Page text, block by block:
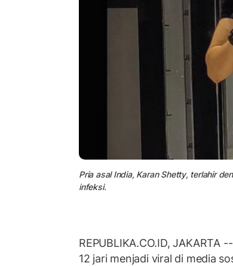
Pria asal India, Karan Shetty, terlahir
infeksi.
REPUBLIKA.CO.ID, JAKARTA
12 jari menjadi viral di media